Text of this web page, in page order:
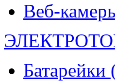
Веб-
Батарейки